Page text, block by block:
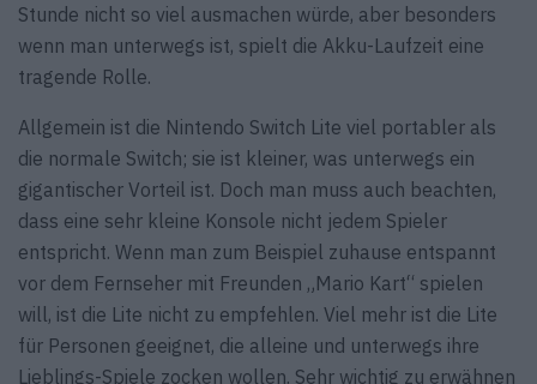
Stunde nicht so viel ausmachen würde, aber besonders
wenn man unterwegs ist, spielt die Akku-Laufzeit eine
tragende Rolle.
Allgemein ist die Nintendo Switch Lite viel portabler als
die normale Switch; sie ist kleiner, was unterwegs ein
gigantischer Vorteil ist. Doch man muss auch beachten,
dass eine sehr kleine Konsole nicht jedem Spieler
entspricht. Wenn man zum Beispiel zuhause entspannt
vor dem Fernseher mit Freunden „Mario Kart“ spielen
will, ist die Lite nicht zu empfehlen. Viel mehr ist die Lite
für Personen geeignet, die alleine und unterwegs ihre
Lieblings-Spiele zocken wollen. Sehr wichtig zu erwähnen